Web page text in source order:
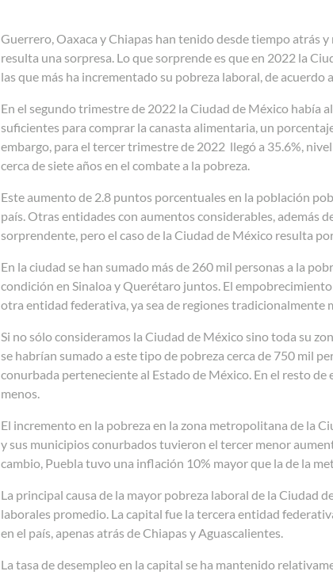
Guerrero, Oaxaca y Chiapas han tenido desde tiempo atrás
resulta una sorpresa. Lo que sorprende es que en 2022 la
las que más ha incrementado su pobreza laboral, de
En el segundo trimestre de 2022 la Ciudad de México había
suficientes para comprar la canasta alimentaria, un
embargo, para el tercer trimestre de 2022 llegó a 35.6%,
cerca de siete años en el combate a la pobreza.
Este aumento de 2.8 puntos porcentuales en la población
país. Otras entidades con aumentos considerables, además
sorprendente, pero el caso de la Ciudad de México resulta
En la ciudad se han sumado más de 260 mil personas a la
condición en Sinaloa y Querétaro juntos. El
otra entidad federativa, ya sea de regiones
Si no sólo consideramos la Ciudad de México sino toda su
se habrían sumado a este tipo de pobreza cerca de 750 mil
conurbada perteneciente al Estado de México. En el resto
menos.
El incremento en la pobreza en la zona metropolitana de la
y sus municipios conurbados tuvieron el tercer menor
cambio, Puebla tuvo una inflación 10% mayor que la de la
La principal causa de la mayor pobreza laboral de la Ciudad
laborales promedio. La capital fue la tercera entidad
en el país, apenas atrás de Chiapas y Aguascalientes.
La tasa de desempleo en la capital se ha mantenido